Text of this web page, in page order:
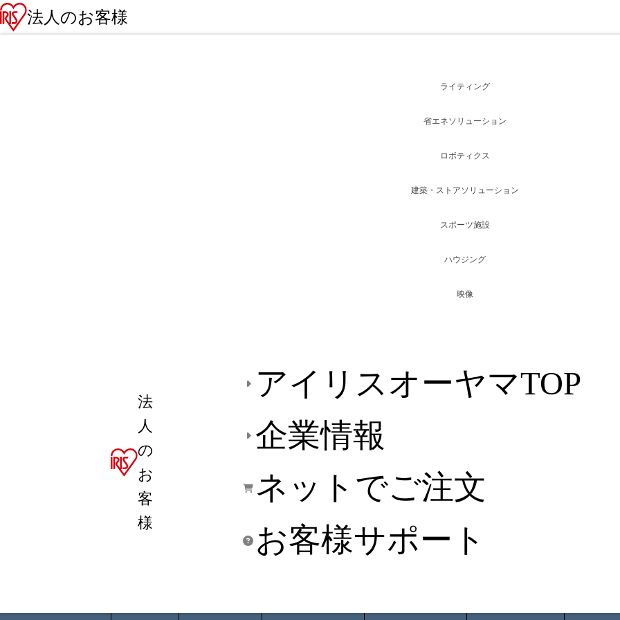
法人のお客様
法
人
の
お
客
様
アイリスオーヤマTOP
企業情報
ネットでご注文
お客様サポート
ライティング
省エネソリューション
ロボティクス
建築・ストアソリューション
スポーツ施設
ハウジング
映像